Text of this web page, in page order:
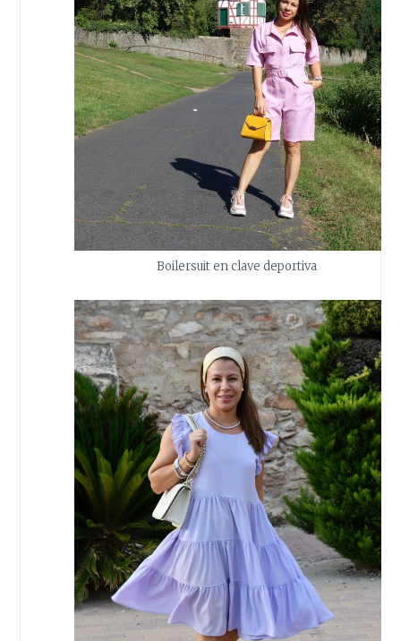
Boilersuit en clave deportiva